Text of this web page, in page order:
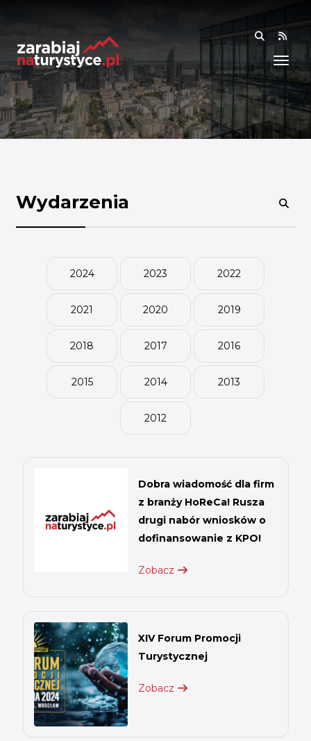
RSS
WIEDZA
ANALIZY I RAPORTY
BADANIA I DANE
INICJATYWY BRANŻOWE
WYDARZENIA
KONFERENCJE I EVENTY
KALENDARZ WYDARZEŃ
CASE STUDIES
KAMPANIA Z WYNIKAMI
Wydarzenia
2024 2023 2022
2021 2020 2019
2018 2017 2016
2015 2014 2013
2012
Dobra wiadomość dla firm
z branży HoReCa! Rusza
drugi nabór wniosków o
dofinansowanie z KPO!
Zobacz
XIV Forum Promocji
Turystycznej
Zobacz